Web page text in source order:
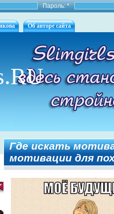
Пароль:*
Об авторе сайта
Где искать
мотивации для